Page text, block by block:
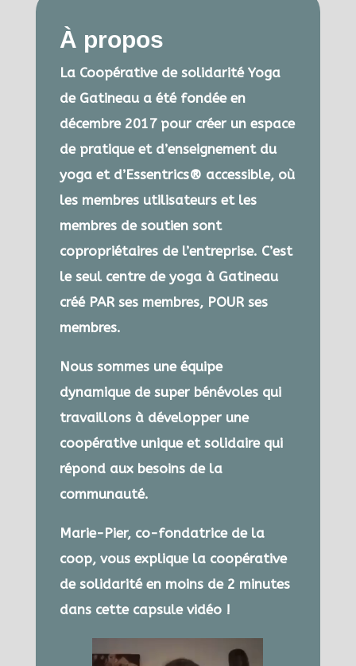
À propos
La Coopérative de solidarité Yoga
de Gatineau a été fondée en
décembre 2017 pour créer un espace
de pratique et d’enseignement du
yoga et d’Essentrics® accessible, où
les membres utilisateurs et les
membres de soutien sont
copropriétaires de l’entreprise. C’est
le seul centre de yoga à Gatineau
créé PAR ses membres, POUR ses
membres.
Nous sommes une équipe
dynamique de super bénévoles qui
travaillons à développer une
coopérative unique et solidaire qui
répond aux besoins de la
communauté.
Marie-Pier, co-fondatrice de la
coop, vous explique la coopérative
de solidarité en moins de 2 minutes
dans cette capsule vidéo !